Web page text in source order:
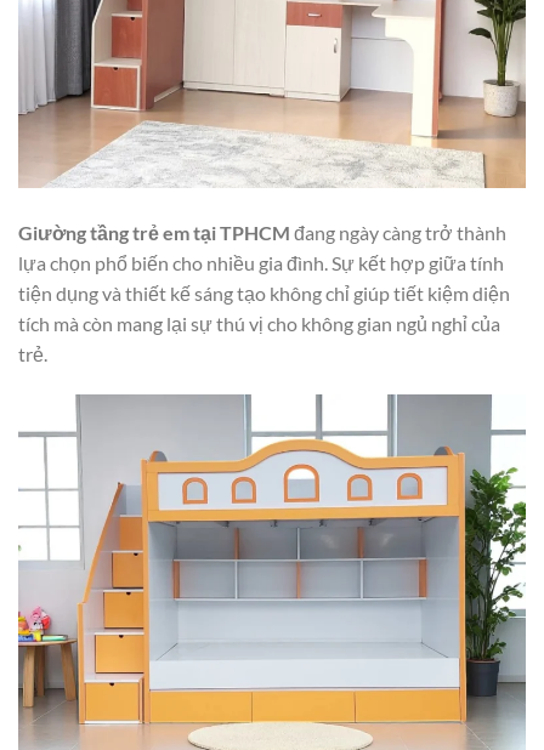
Giường tầng trẻ em tại TPHCM đang ngày càng trở thành
lựa chọn phổ biến cho nhiều gia đình. Sự kết hợp giữa tính
tiện dụng và thiết kế sáng tạo không chỉ giúp tiết kiệm diện
tích mà còn mang lại sự thú vị cho không gian ngủ nghỉ của
trẻ.